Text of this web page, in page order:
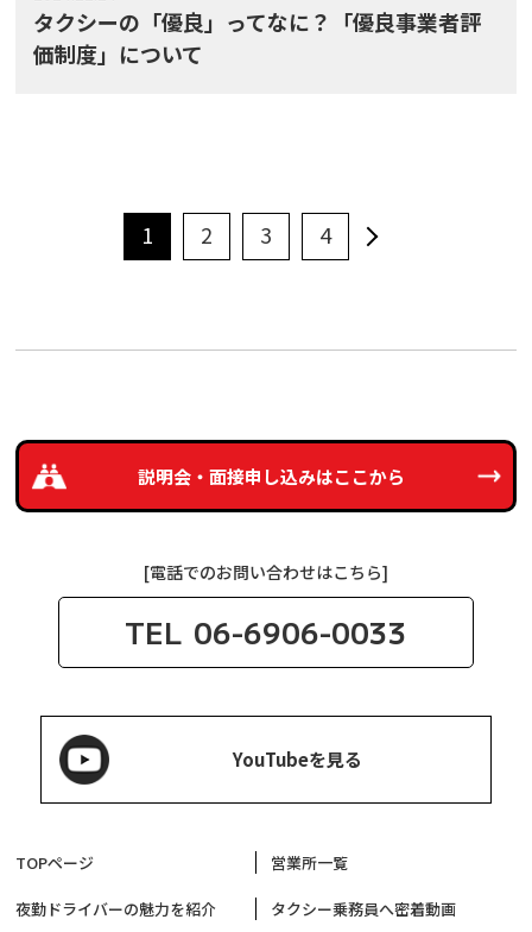
タクシーの「優良」ってなに？「優良事業者評
価制度」について
1 2 3 4
説明会・面接申し込みはここから
[電話でのお問い合わせはこちら]
TEL 06-6906-0033
YouTubeを見る
TOPページ 営業所一覧
夜勤ドライバーの魅力を紹介 タクシー乗務員へ密着動画